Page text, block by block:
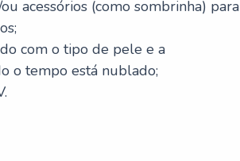
acessórios (como sombrinha) para
com o tipo de pele e a
o tempo está nublado;